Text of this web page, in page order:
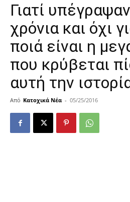
Γιατί
χρόνια και όχι
ποιά είναι η
που κρύβεται
αυτή την
Από Κατοχικά Νέα - 05/25/2016